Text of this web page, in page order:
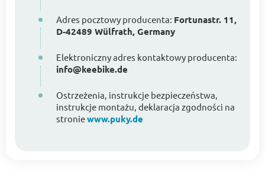
Adres pocztowy producenta: Fortunastr. 11,
D-42489 Wülfrath, Germany
Elektroniczny adres kontaktowy producenta:
info@keebike.de
Ostrzeżenia, instrukcje bezpieczeństwa,
instrukcje montażu, deklaracja zgodności na
stroniewww.puky.de